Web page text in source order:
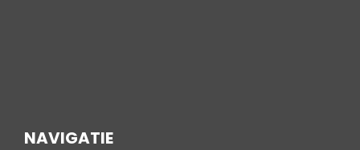
NAVIGATIE